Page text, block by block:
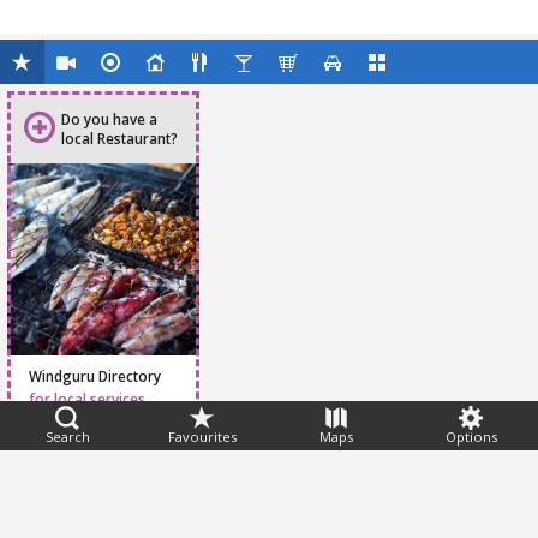
Search Favourites Maps Options
Do you have a
local Restaurant?
Windguru Directory
for local services
Feedback